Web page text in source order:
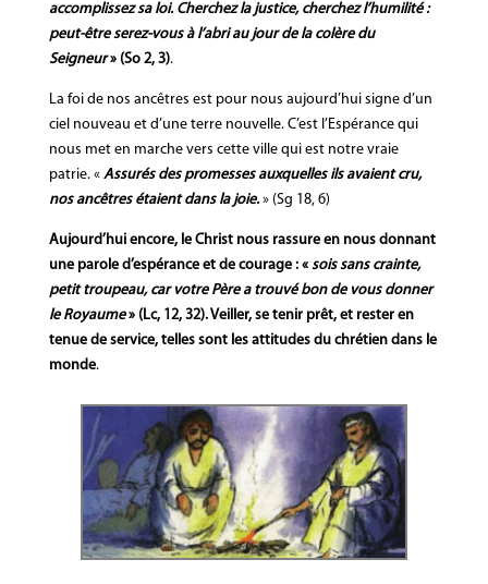
accomplissez sa loi. Cherchez la justice, cherchez l’humilité :
peut-être serez-vous à l’abri au jour de la colère du
Seigneur» (So 2, 3).
La foi de nos ancêtres est pour nous aujourd’hui signe d’un
ciel nouveau et d’une terre nouvelle. C’est l’Espérance qui
nous met en marche vers cette ville qui est notre vraie
patrie. « Assurés des promesses auxquelles ils avaient cru,
nos ancêtres étaient dans la joie.» (Sg 18, 6)
Aujourd’hui encore, le Christ nous rassure en nous donnant
une parole d’espérance et de courage : «sois sans crainte,
petit troupeau, car votre Père a trouvé bon de vous donner
le Royaume» (Lc, 12, 32). Veiller, se tenir prêt, et rester en
tenue de service, telles sont les attitudes du chrétien dans le
monde.